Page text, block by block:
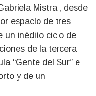
Mistral, desde
espacio de tres
un inédito ciclo de
de la tercera
“Gente del Sur” e
y de un